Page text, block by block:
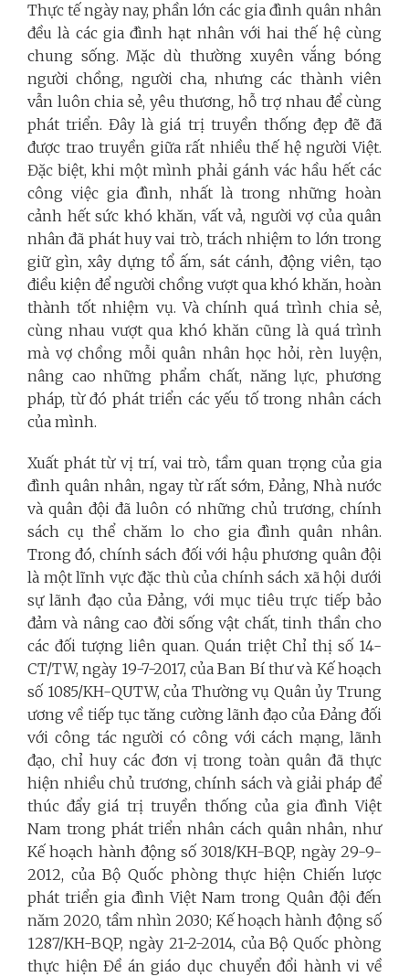
Thực tế ngày nay, phần lớn các gia đình quân nhân
đều là các gia đình hạt nhân với hai thế hệ cùng
chung sống. Mặc dù thường xuyên vắng bóng
người chồng, người cha, nhưng các thành viên
vẫn luôn chia sẻ, yêu thương, hỗ trợ nhau để cùng
phát triển. Đây là giá trị truyền thống đẹp đẽ đã
được trao truyền giữa rất nhiều thế hệ người Việt.
Đặc biệt, khi một mình phải gánh vác hầu hết các
công việc gia đình, nhất là trong những hoàn
cảnh hết sức khó khăn, vất vả, người vợ của quân
nhân đã phát huy vai trò, trách nhiệm to lớn trong
giữ gìn, xây dựng tổ ấm, sát cánh, động viên, tạo
điều kiện để người chồng vượt qua khó khăn, hoàn
thành tốt nhiệm vụ. Và chính quá trình chia sẻ,
cùng nhau vượt qua khó khăn cũng là quá trình
mà vợ chồng mỗi quân nhân học hỏi, rèn luyện,
nâng cao những phẩm chất, năng lực, phương
pháp, từ đó phát triển các yếu tố trong nhân cách
của mình.
Xuất phát từ vị trí, vai trò, tầm quan trọng của gia
đình quân nhân, ngay từ rất sớm, Đảng, Nhà nước
và quân đội đã luôn có những chủ trương, chính
sách cụ thể chăm lo cho gia đình quân nhân.
Trong đó, chính sách đối với hậu phương quân đội
là một lĩnh vực đặc thù của chính sách xã hội dưới
sự lãnh đạo của Đảng, với mục tiêu trực tiếp bảo
đảm và nâng cao đời sống vật chất, tinh thần cho
các đối tượng liên quan. Quán triệt Chỉ thị số 14-
CT/TW, ngày 19-7-2017, của Ban Bí thư và Kế hoạch
số 1085/KH-QUTW, của Thường vụ Quân ủy Trung
ương về tiếp tục tăng cường lãnh đạo của Đảng đối
với công tác người có công với cách mạng, lãnh
đạo, chỉ huy các đơn vị trong toàn quân đã thực
hiện nhiều chủ trương, chính sách và giải pháp để
thúc đẩy giá trị truyền thống của gia đình Việt
Nam trong phát triển nhân cách quân nhân, như
Kế hoạch hành động số 3018/KH-BQP, ngày 29-9-
2012, của Bộ Quốc phòng thực hiện Chiến lược
phát triển gia đình Việt Nam trong Quân đội đến
năm 2020, tầm nhìn 2030; Kế hoạch hành động số
1287/KH-BQP, ngày 21-2-2014, của Bộ Quốc phòng
thực hiện Đề án giáo dục chuyển đổi hành vi về